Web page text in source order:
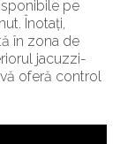
pe
Înotați,
în zona de
jacuzzi-
vă oferă control